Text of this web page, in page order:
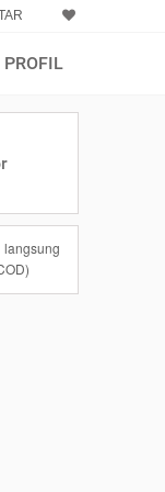
PROFIL